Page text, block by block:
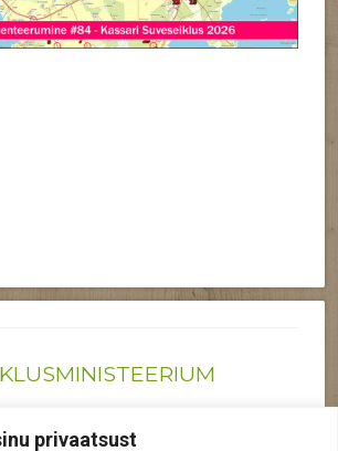
privaatsust